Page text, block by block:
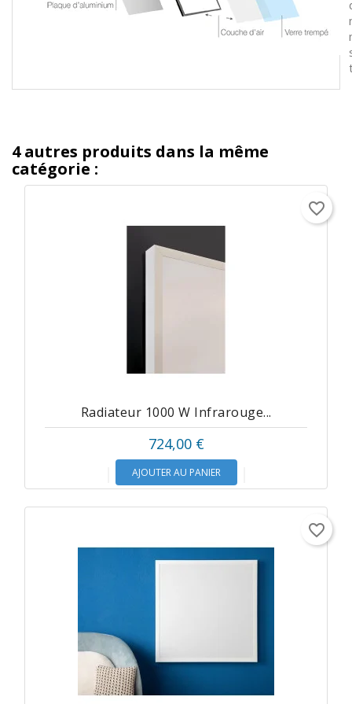
4 autres produits dans la même
catégorie :
Radiateur 1000 W Infrarouge...
724,00 €
AJOUTER AU PANIER
favorite_border
favorite_border